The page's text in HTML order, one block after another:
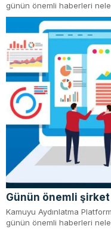
günün önemli haberleri
Günün önemli
Kamuyu Aydınlatma
günün önemli haberleri